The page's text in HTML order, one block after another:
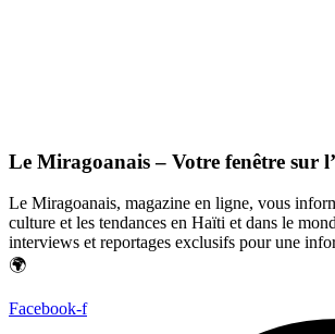
Le Miragoanais – Votre fenêtre sur
Le Miragoanais, magazine en ligne, vous
culture et les tendances en Haïti et dans le
interviews et reportages exclusifs pour une
🌍
Facebook-f